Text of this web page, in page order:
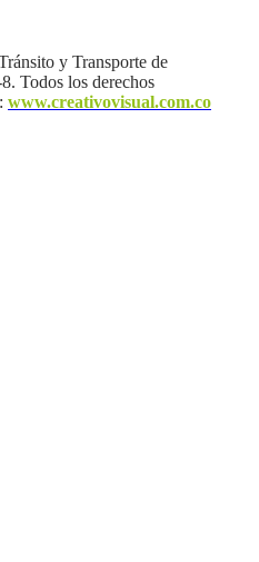
y Transporte de
Todos los derechos
www.creativovisual.com.co